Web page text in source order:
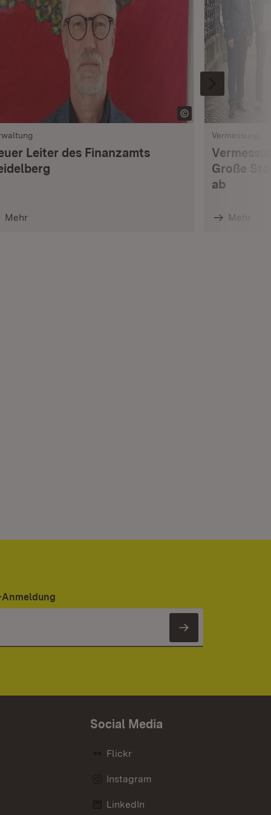
Leiter des Finanzamts
Mehr
Vermessung
Große
ab
Mehr
Newsletter
Social Media
Flickr
Instagram
LinkedIn